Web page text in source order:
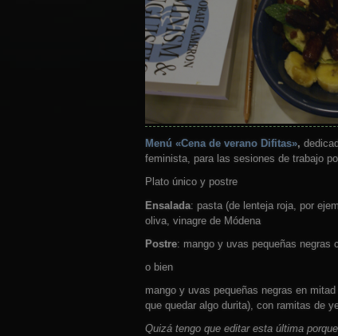
Menú «Cena de verano Difitas»,
feminista, para las sesiones de trabajo
Plato único y postre
Ensalada: pasta (de lenteja roja, por
oliva, vinagre de Módena
Postre: mango y uvas pequeñas negras
o bien
mango y uvas pequeñas negras en
que quedar algo durita), con ramitas de
Quizá tengo que editar esta última